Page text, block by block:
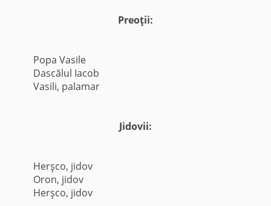
Preoţii:
Popa Vasile
Dascălul Iacob
Vasili, palamar
Jidovii:
Herşco, jidov
Oron, jidov
Herşco, jidov